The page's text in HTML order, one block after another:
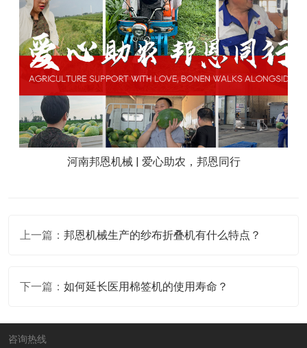
河南邦恩机械 | 爱心助农，邦恩同行
上一篇： 邦恩机械生产的纱布折叠机有什么特点？
下一篇： 如何延长医用棉签机的使用寿命？
咨询热线